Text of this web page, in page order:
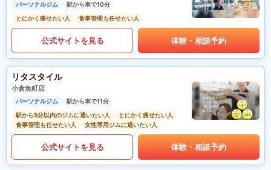
パーソナルジム
駅から車で10分
とにかく痩せたい人
食事管理も任せたい人
公式サイトを見る 体験・相談予約
リタスタイル
小倉魚町店
パーソナルジム
駅から車で11分
駅から5分以内のジムに通いたい人
とにかく痩せたい人
食事管理も任せたい人
女性専用ジムに通いたい人
公式サイトを見る 体験・相談予約